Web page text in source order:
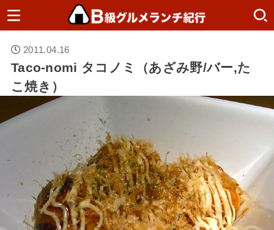
2011.04.16
Taco-nomi タコノミ（あざみ野/バー,た
こ焼き）